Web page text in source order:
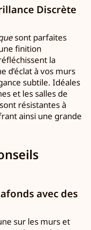
Discrète
sont parfaites
finition
la
d’éclat à vos murs
subtile. Idéales
et les salles de
résistantes à
ainsi une grande
avec des
sur les murs et